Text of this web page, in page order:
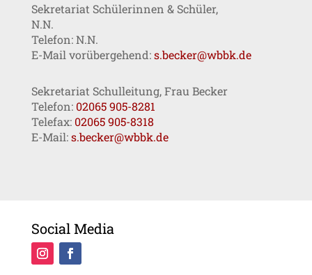
Sekretariat Schülerinnen & Schüler,
N.N.
Telefon: N.N.
E-Mail vorübergehend:s.becker@wbbk.de
Sekretariat Schulleitung, Frau Becker
Telefon: 02065 905-8281
Telefax: 02065 905-8318
E-Mail:s.becker@wbbk.de
Social Media